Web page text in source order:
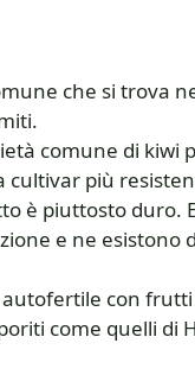
che si trova
comune di kiwi
cultivar più
è piuttosto duro.
e ne
con
come quelli di